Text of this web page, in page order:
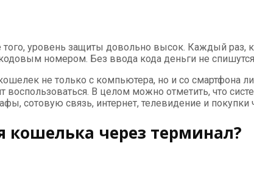
уровень защиты довольно высок. Каждый раз,
номером. Без ввода кода деньги не
не только с компьютера, но и со смартфона
В целом можно отметить, что
сотовую связь, интернет, телевидение и покупки
кошелька через терминал?